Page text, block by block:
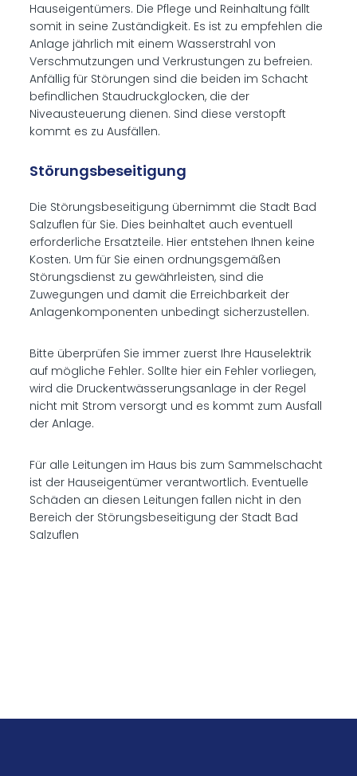
Hauseigentümers. Die Pflege und Reinhaltung fällt
somit in seine Zuständigkeit. Es ist zu empfehlen die
Anlage jährlich mit einem Wasserstrahl von
Verschmutzungen und Verkrustungen zu befreien.
Anfällig für Störungen sind die beiden im Schacht
befindlichen Staudruckglocken, die der
Niveausteuerung dienen. Sind diese verstopft
kommt es zu Ausfällen.
Störungsbeseitigung
Die Störungsbeseitigung übernimmt die Stadt Bad
Salzuflen für Sie. Dies beinhaltet auch eventuell
erforderliche Ersatzteile. Hier entstehen Ihnen keine
Kosten. Um für Sie einen ordnungsgemäßen
Störungsdienst zu gewährleisten, sind die
Zuwegungen und damit die Erreichbarkeit der
Anlagenkomponenten unbedingt sicherzustellen.
Bitte überprüfen Sie immer zuerst Ihre Hauselektrik
auf mögliche Fehler. Sollte hier ein Fehler vorliegen,
wird die Druckentwässerungsanlage in der Regel
nicht mit Strom versorgt und es kommt zum Ausfall
der Anlage.
Für alle Leitungen im Haus bis zum Sammelschacht
ist der Hauseigentümer verantwortlich. Eventuelle
Schäden an diesen Leitungen fallen nicht in den
Bereich der Störungsbeseitigung der Stadt Bad
Salzuflen